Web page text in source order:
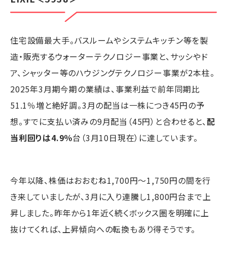
住宅設備最大手。バスルームやシステムキッチン等を製
造・販売するウォーターテクノロジー事業と、サッシやド
ア、シャッター等のハウジングテクノロジー事業が2本柱。
2025年3月期今期の業績は、事業利益で前年同期比
51.1％増と絶好調。3月の配当は一株につき45円の予
想。すでに支払い済みの9月配当（45円）と合わせると、配
当利回りは4.9％台（3月10日現在）に達しています。
今年以降、株価はおおむね1,700円～1,750円の間を行
き来していましたが、3月に入り連騰し1,800円台まで上
昇しました。昨年から1年近く続くボックス圏を明確に上
抜けてくれば、上昇傾向への転換もあり得そうです。